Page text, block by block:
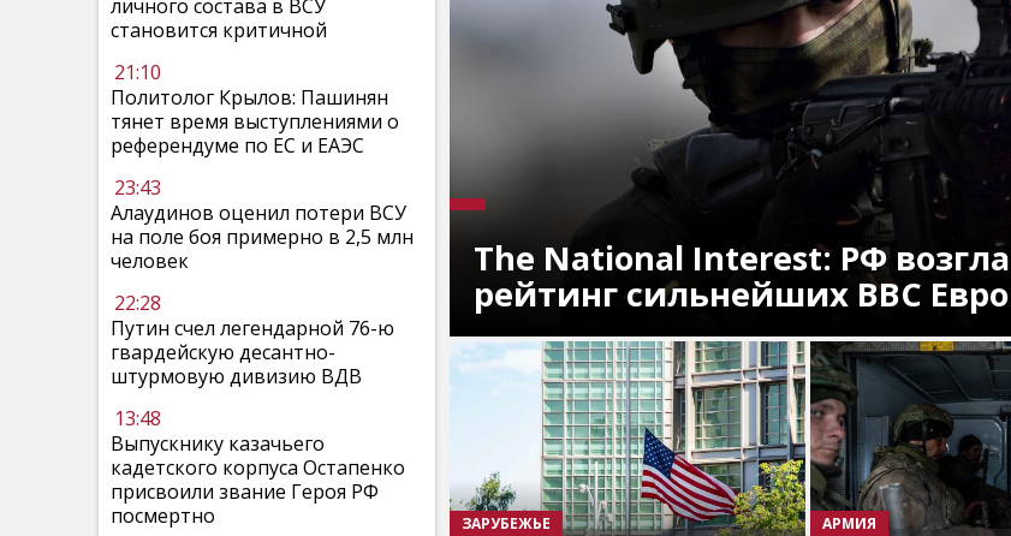
личного состава в ВСУ
становится критичной
21:10
Политолог Крылов: Пашинян
тянет время выступлениями о
референдуме по ЕС и ЕАЭС
23:43
Алаудинов оценил потери ВСУ
на поле боя примерно в 2,5 млн
человек
22:28
Путин счел легендарной 76-ю
гвардейскую десантно-
штурмовую дивизию ВДВ
13:48
Выпускнику казачьего
кадетского корпуса Остапенко
присвоили звание Героя РФ
посмертно
The National Interest: РФ
рейтинг сильнейших ВВС
ЗАРУБЕЖЬЕ АРМИЯ